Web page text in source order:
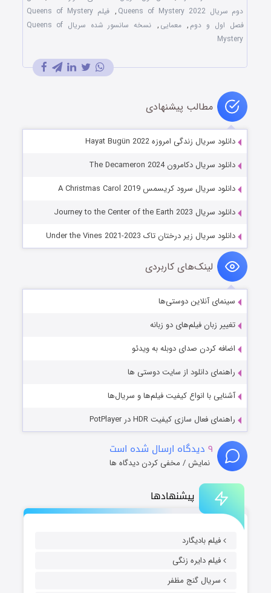
پیشنهادها
فیلم بادیگارد
فیلم دایره زنگی
سریال گنج مظفر
دوم سریال Queens of Mystery 2022
,
فیلم Queens of Mystery
فصل اول و دوم , معمایی ,
نسخه سانسور شده سریال Queens of
Mystery
مطالب پیشنهادی
دانلود سریال زندگی امروزه Hayat Bugün 2022
دانلود سریال دکامرون The Decameron 2024
دانلود سریال سرود کریسمس A Christmas Carol 2019
دانلود سریال Journey to the Center of the Earth 2023
دانلود سریال زیر درختان تاک Under the Vines 2021-2023
لینک‌های کاربردی
سینمای آنلاین دوستی‌ها
تغییر زبان فیلم‌های دو زبانه
اضافه کردن صدای دوبله به ویدئو
راهنمای دانلود از سایت دوستی ها
آشنایی با انواع کیفیت فیلم‌ها و سریال‌ها
راهنمای فعال سازی کیفیت HDR در PotPlayer
۹ دیدگاه ارسال شده است
نمایش / مخفی کردن دیدگاه ها